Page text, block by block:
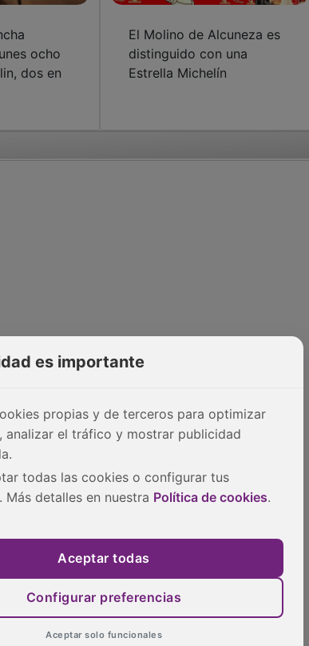
dos en
Estrella Michelín
es importante
propias y de terceros para optimizar
analizar el tráfico y mostrar publicidad
todas las cookies o configurar tus
Más detalles en nuestra Política de cookies.
Aceptar todas
Configurar preferencias
Aceptar solo funcionales